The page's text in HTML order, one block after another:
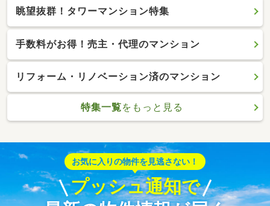
眺望抜群！タワーマンション特集
手数料がお得！売主・代理のマンション
リフォーム・リノベーション済のマンション
特集一覧をもっと見る
お気に入りの物件を見逃さない！
プッシュ通知で